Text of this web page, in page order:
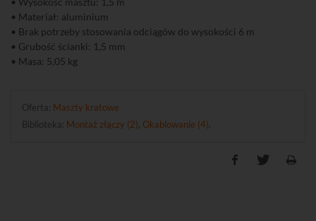
• Materiał: aluminium
• Brak potrzeby stosowania odciągów do wysokości 6 m
• Grubość ścianki: 1,5 mm
• Masa: 5,05 kg
Oferta: Maszty kratowe
Biblioteka: Montaż złączy (2) Okablowanie (4)